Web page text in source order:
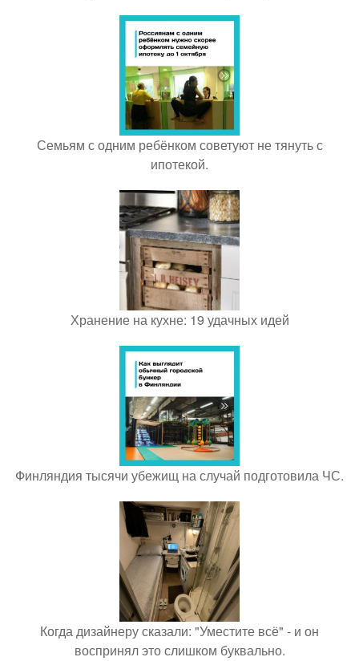
Семьям с одним ребёнком советуют не тянуть с
ипотекой.
Хранение на кухне: 19 удачных идей
Финляндия тысячи убежищ на случай подготовила ЧС.
Когда дизайнеру сказали: "Уместите всё" - и он
воспринял это слишком буквально.